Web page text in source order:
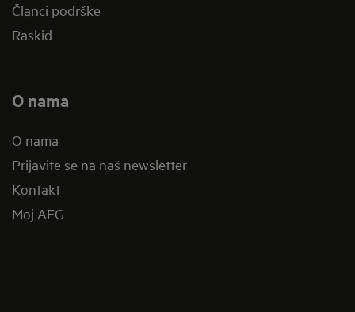
Članci podrške
Raskid
O nama
O nama
Prijavite se na naš newsletter
Kontakt
Moj AEG